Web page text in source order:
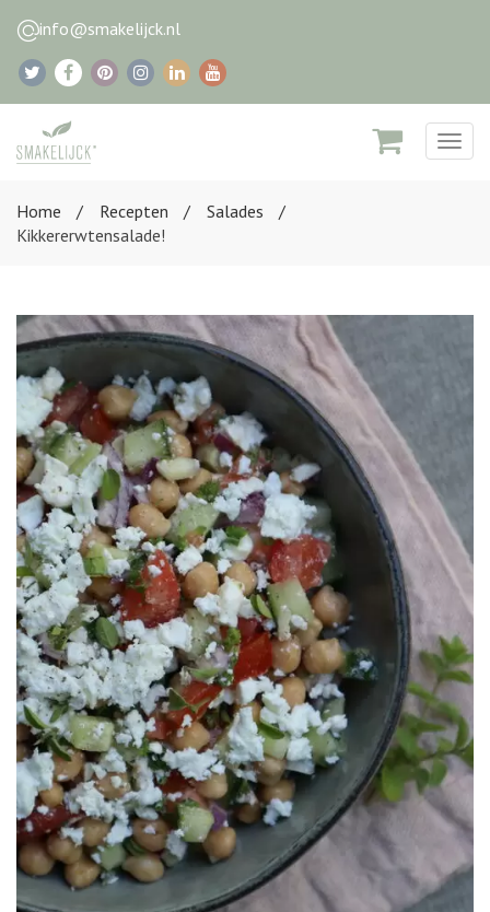
info@smakelijck.nl
Home
Recepten
Salades
Kikkererwtensalade!